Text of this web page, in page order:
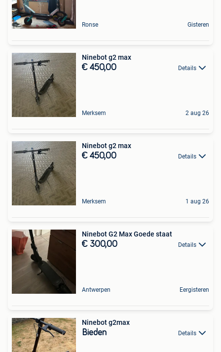
Ronse Gisteren
Ninebot g2 max
€ 450,00 Details
Merksem 2 aug 26
Ninebot g2 max
€ 450,00 Details
Merksem 1 aug 26
Ninebot G2 Max Goede staat
€ 300,00 Details
Antwerpen Eergisteren
Ninebot g2max
Bieden Details